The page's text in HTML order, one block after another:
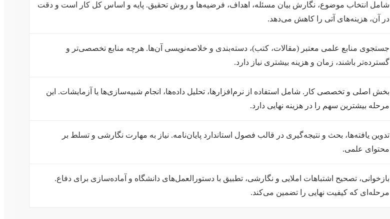
شامل انتخاب موضوع، نگارش بیان مسئله، اهداف، فرضیه‌ها و روش تحقیق. پایه و اساس کل کار است و دقت
در آن، هزینه‌های آتی را کاهش می‌دهد.
جستجوی منابع علمی معتبر (مقالات، کتب)، دسته‌بندی و خلاصه‌نویسی آن‌ها. هرچه منابع تخصصی‌تر و
گسترده‌تر باشند، زمان و هزینه بیشتری نیاز دارد.
بخش اصلی و تخصصی کار. شامل استفاده از نرم‌افزارها، تحلیل داده‌ها، انجام شبیه‌سازی‌ها یا آزمایشات. این
مرحله بیشترین سهم را در هزینه نهایی دارد.
تدوین یافته‌ها، بحث و نتیجه‌گیری در قالب فصول استاندارد پایان‌نامه. نیاز به مهارت نگارشی و تسلط بر
محتوای علمی.
بازخوانی، تصحیح اشتباهات املایی و نگارشی، تطبیق با دستورالعمل‌های دانشگاه و آماده‌سازی برای دفاع.
مرحله‌ای که کیفیت نهایی را تضمین می‌کند.